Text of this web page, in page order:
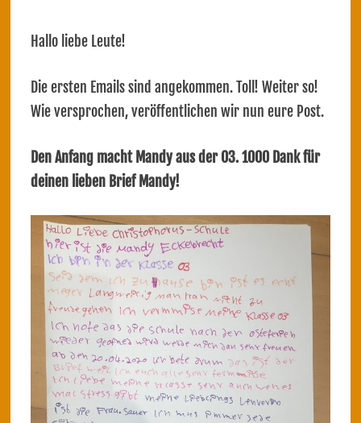
Hallo liebe Leute!
Die ersten Emails sind angekommen. Toll! Weiter so!
Wie versprochen, veröffentlichen wir nun eure Post.
Den Anfang macht Mandy aus der O3. 1000 Dank für
deinen lieben Brief Mandy!